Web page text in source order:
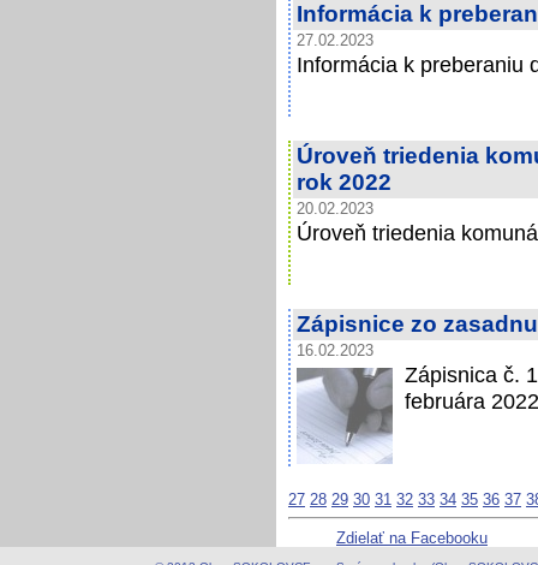
Informácia k
27.02.2023
Informácia k preberaniu
Úroveň triedenia
rok 2022
20.02.2023
Úroveň triedenia
Zápisnice zo
16.02.2023
Zápisnica č.
februára
27 28 29 30 31 32 33 34 35 36 37
Zdielať na Facebooku